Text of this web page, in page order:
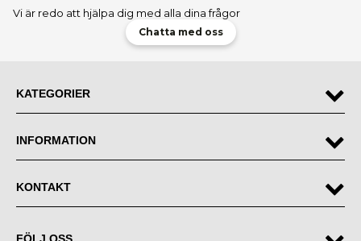
Vi är redo att hjälpa dig med alla dina frågor
Chatta med oss
KATEGORIER
INFORMATION
KONTAKT